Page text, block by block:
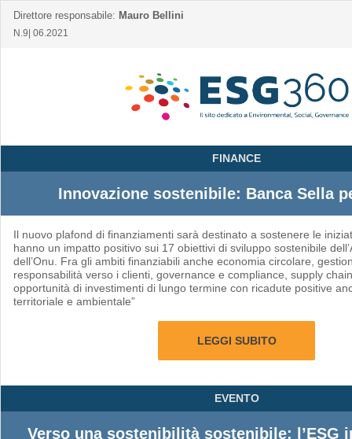
Direttore responsabile: Mauro Bellini
N.9| 06.2021
FINANCE
Innovazione sostenibile: Banca Sella
Il nuovo plafond di finanziamenti sarà destinato a sostenere le
hanno un impatto positivo sui 17 obiettivi di sviluppo sostenibile
dell’Onu. Fra gli ambiti finanziabili anche economia circolare,
responsabilità verso i clienti, governance e compliance, supply
opportunità di investimenti di lungo termine con ricadute positive
territoriale e ambientale”
LEGGI SUBITO
EVENTO
Verso una sostenibilità sostenibile: l’ESG